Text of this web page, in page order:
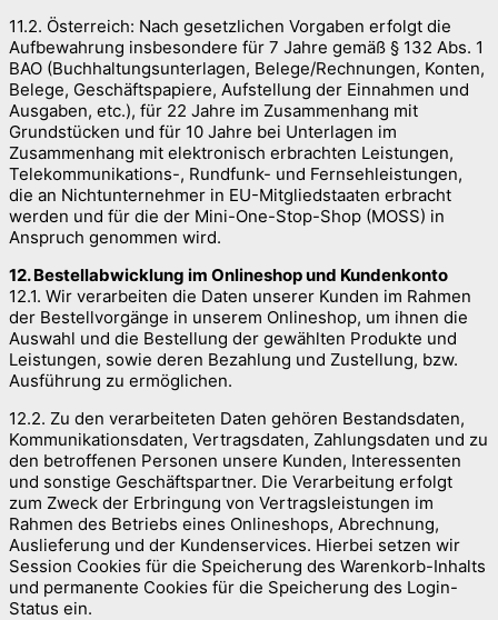
11.2. Österreich: Nach gesetzlichen Vorgaben erfolgt die
Aufbewahrung insbesondere für 7 Jahre gemäß § 132 Abs. 1
BAO (Buchhaltungsunterlagen, Belege/Rechnungen, Konten,
Belege, Geschäftspapiere, Aufstellung der Einnahmen und
Ausgaben, etc.), für 22 Jahre im Zusammenhang mit
Grundstücken und für 10 Jahre bei Unterlagen im
Zusammenhang mit elektronisch erbrachten Leistungen,
Telekommunikations-, Rundfunk- und Fernsehleistungen,
die an Nichtunternehmer in EU-Mitgliedstaaten erbracht
werden und für die der Mini-One-Stop-Shop (MOSS) in
Anspruch genommen wird.
12. Bestellabwicklung im Onlineshop und Kundenkonto
12.1. Wir verarbeiten die Daten unserer Kunden im Rahmen
der Bestellvorgänge in unserem Onlineshop, um ihnen die
Auswahl und die Bestellung der gewählten Produkte und
Leistungen, sowie deren Bezahlung und Zustellung, bzw.
Ausführung zu ermöglichen.
12.2. Zu den verarbeiteten Daten gehören Bestandsdaten,
Kommunikationsdaten, Vertragsdaten, Zahlungsdaten und zu
den betroffenen Personen unsere Kunden, Interessenten
und sonstige Geschäftspartner. Die Verarbeitung erfolgt
zum Zweck der Erbringung von Vertragsleistungen im
Rahmen des Betriebs eines Onlineshops, Abrechnung,
Auslieferung und der Kundenservices. Hierbei setzen wir
Session Cookies für die Speicherung des Warenkorb-Inhalts
und permanente Cookies für die Speicherung des Login-
Status ein.